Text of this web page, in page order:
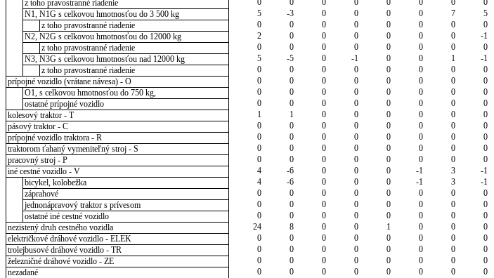
z toho pravostranné riadenie
0 0 0 0 0 0 0 0
N1, N1G s celkovou hmotnosťou do 3 500 kg
5 -3 0 0 0 0 7 5
z toho pravostranné riadenie
0 0 0 0 0 0 0 0
N2, N2G s celkovou hmotnosťou do 12000 kg
2 0 0 0 0 0 0 -1
z toho pravostranné riadenie
0 0 0 0 0 0 0 0
N3, N3G s celkovou hmotnosťou nad 12000 kg
5 -5 0 -1 0 0 1 -1
z toho pravostranné riadenie
0 0 0 0 0 0 0 0
prípojné vozidlo (vrátane návesa) - O
0 0 0 0 0 0 0 0
O1, s celkovou hmotnosťou do 750 kg,
0 0 0 0 0 0 0 0
ostatné prípojné vozidlo
0 0 0 0 0 0 0 0
kolesový traktor - T
1 1 0 0 0 0 0 0
pásový traktor - C
0 0 0 0 0 0 0 0
prípojné vozidlo traktora - R
0 0 0 0 0 0 0 0
traktorom ťahaný vymeniteľný stroj - S
0 0 0 0 0 0 0 0
pracovný stroj - P
0 0 0 0 0 0 0 0
iné cestné vozidlo - V
4 -6 0 0 0 -1 3 -1
bicykel, kolobežka
4 -6 0 0 0 -1 3 -1
záprahové
0 0 0 0 0 0 0 0
jednonápravový traktor s prívesom
0 0 0 0 0 0 0 0
ostatné iné cestné vozidlo
0 0 0 0 0 0 0 0
nezistený druh cestného vozidla
24 8 0 0 1 0 0 0
električkové dráhové vozidlo - ELEK
0 0 0 0 0 0 0 0
trolejbusové dráhové vozidlo - TR
0 0 0 0 0 0 0 0
železničné dráhové vozidlo - ZE
0 0 0 0 0 0 0 0
nezadané
0 0 0 0 0 0 0 0